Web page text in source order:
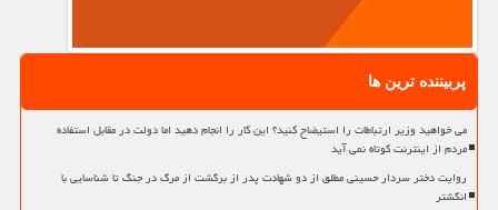
پربیننده ترین ها
می خواهید وزیر ارتباطات را استیضاح کنید؟ این کار را انجام دهید اما دولت در مقابل استفاده
مردم از اینترنت کوتاه نمی آید
روایت دختر سردار حسینی مطلق از دو شهادت پدر از برگشت از مرگ در جنگ تا شناسایی با
انگشتر